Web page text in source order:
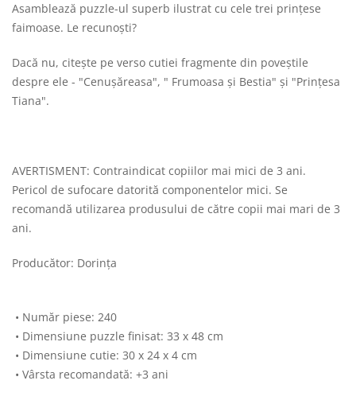
Asamblează puzzle-ul superb ilustrat cu cele trei prințese
faimoase. Le recunoști?
Dacă nu, citește pe verso cutiei fragmente din poveștile
despre ele - "Cenușăreasa", " Frumoasa și Bestia" și "Prințesa
Tiana".
AVERTISMENT: Contraindicat copiilor mai mici de 3 ani.
Pericol de sufocare datorită componentelor mici. Se
recomandă utilizarea produsului de către copii mai mari de 3
ani.
Producător: Dorința
• Număr piese: 240
• Dimensiune puzzle finisat: 33 x 48 cm
• Dimensiune cutie: 30 x 24 x 4 cm
• Vârsta recomandată: +3 ani